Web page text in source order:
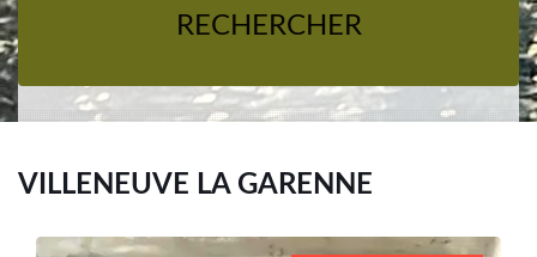
RECHERCHER
VILLENEUVE LA GARENNE